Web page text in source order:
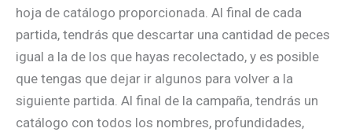
hoja de catálogo proporcionada. Al final de cada
partida, tendrás que descartar una cantidad de peces
igual a la de los que hayas recolectado, y es posible
que tengas que dejar ir algunos para volver a la
siguiente partida. Al final de la campaña, tendrás un
catálogo con todos los nombres, profundidades,